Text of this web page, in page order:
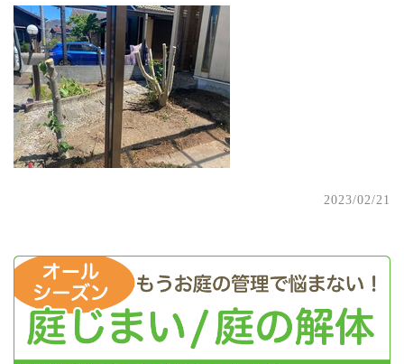
2023/02/21